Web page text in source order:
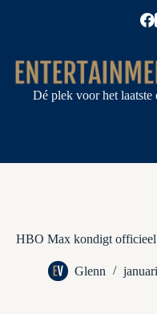
Dé plek voor het laatste
HBO Max kondigt officieel
Glenn